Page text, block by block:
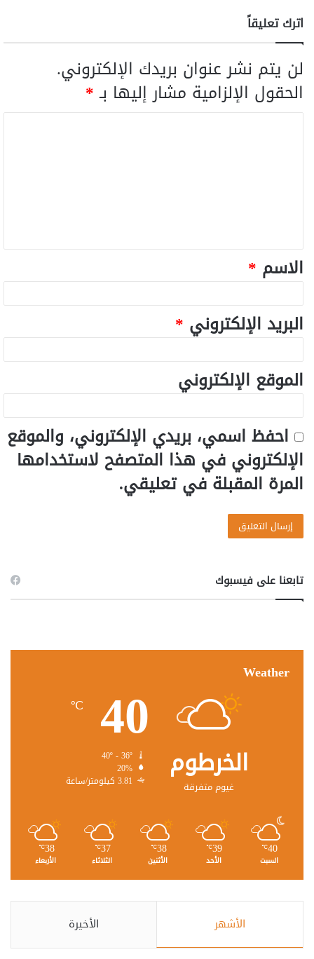
اترك تعليقاً
لن يتم نشر عنوان بريدك الإلكتروني.
الحقول الإلزامية مشار إليها بـ*
الاسم *
البريد الإلكتروني *
الموقع الإلكتروني
احفظ اسمي، بريدي الإلكتروني، والموقع
الإلكتروني في هذا المتصفح لاستخدامها
المرة المقبلة في تعليقي.
تابعنا على فيسبوك
Weather
الخرطوم
غيوم متفرقة
40
℃
20%
3.81 كيلومتر/ساعة
40
℃
السبت
39
℃
الأحد
38
℃
الأثنين
37
℃
الثلاثاء
38
℃
الأربعاء
الأشهر الأخيرة